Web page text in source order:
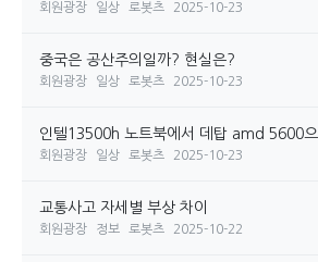
회원광장 일상 로봇츠 2025-10-23
중국은 공산주의일까? 현실은?
회원광장 일상 로봇츠 2025-10-23
인텔13500h 노트북에서 데탑 amd 5600으
회원광장 일상 로봇츠 2025-10-23
교통사고 자세별 부상 차이
회원광장 정보 로봇츠 2025-10-22